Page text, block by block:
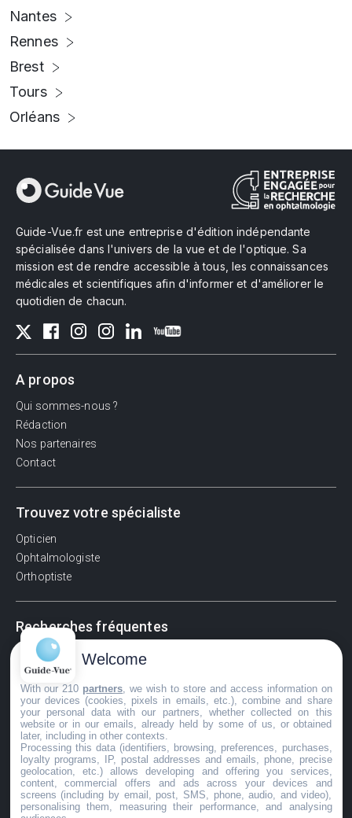
Nantes
Rennes
Brest
Tours
Orléans
Guide-Vue.fr est une entreprise d'édition indépendante
spécialisée dans l'univers de la vue et de l'optique. Sa
mission est de rendre accessible à tous, les connaissances
médicales et scientifiques afin d'informer et d'améliorer le
quotidien de chacun.
A propos
Qui sommes-nous ?
Rédaction
Nos partenaires
Contact
Trouvez votre spécialiste
Opticien
Ophtalmologiste
Orthoptiste
Recherches fréquentes
Pathologies adultes
Signes d'une urgence ophtalmologique
La vision
Acuité visuelle
Myosis / mydriase
Œdème oculaire
©GuideVue2024
Welcome
With our 210 partners , we wish to store and access information on
your devices (cookies, pixels in emails, etc.), combine and share
your personal data with our partners, whether collected on this
website or in our emails, already held by some of us, or obtained
later, including in other contexts.
Processing this data (identifiers, browsing, preferences, purchases,
loyalty programs, IP, postal addresses and emails, phone, precise
geolocation, etc.) allows developing and offering you services,
content, commercial offers and ads across your devices and
screens (including by email, post, SMS, phone, audio, and video),
personalising them, measuring their performance, and analysing